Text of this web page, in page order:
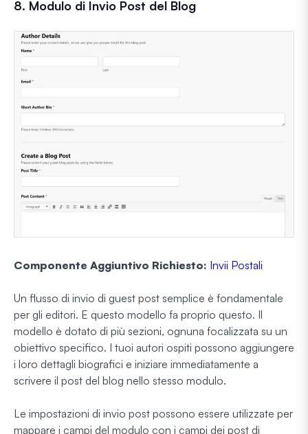
8. Modulo di Invio Post del Blog
Componente Aggiuntivo Richiesto: Invii Postali
Un flusso di invio di guest post semplice è fondamentale
per gli editori. E questo modello fa proprio questo. Il
modello è dotato di più sezioni, ognuna focalizzata su un
obiettivo specifico. I tuoi autori ospiti possono aggiungere
i loro dettagli biografici e iniziare immediatamente a
scrivere il post del blog nello stesso modulo.
Le impostazioni di invio post possono essere utilizzate per
mappare i campi del modulo con i campi dei post di